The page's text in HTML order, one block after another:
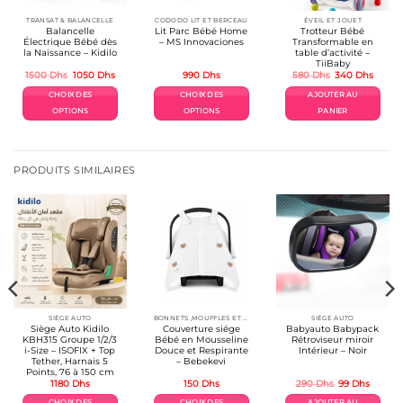
TRANSAT & BALANCELLE
Balancelle
Électrique Bébé dès
la Naissance – Kidilo
1500Dhs Le
initial
était :
1500 Dhs.
1050 DhsLe
actuel
CHOIX DES
OPTIONS
plusieurs
peuvent
être
choisies
sur
la
page
du
produit
CODODO LIT ET BERCEAU
Lit Parc Bébé Home
– MS Innovaciones
990 Dhs
CHOIX DES
OPTIONS
options
peuvent
choisies
la
page
produit
ÉVEIL ET JOUET
Trotteur Bébé
Transformable en
table d’activité –
TiiBaby
580Dhs Le
initial
était :
580 Dhs.
340 DhsLe
actuel
AJOUTER AU
PANIER
PRODUITS SIMILAIRES
SIÈGE AUTO
Siège Auto Kidilo
KBH315 Groupe 1/2/3
i-Size – ISOFIX + Top
Tether, Harnais 5
Points, 76 à 150 cm
1180 Dhs
BONNETS ,MOUFFLES ET ACCESSOIRES
Couverture siége
Bébé en Mousseline
Douce et Respirante
– Bebekevi
150 Dhs
SIÈGE AUTO
Babyauto Babypack
Rétroviseur miroir
Intérieur – Noir
290Dhs Le
initial
99 DhsLe
actuel